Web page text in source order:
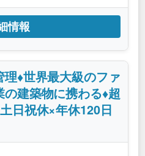
情報
理♦世界最大級のファ
建築物に携わる♦超
日祝休×年休120日